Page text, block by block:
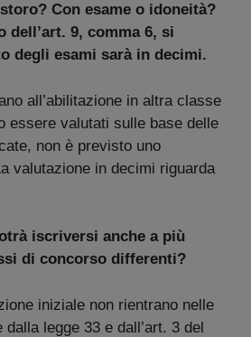
Con esame o idoneità?
dell’art. 9, comma 6, si
degli esami sarà in decimi.
all’abilitazione in altra classe
essere valutati sulle base delle
non è previsto uno
valutazione in decimi riguarda
iscriversi anche a più
di concorso differenti?
iniziale non rientrano nelle
legge 33 e dall’art. 3 del